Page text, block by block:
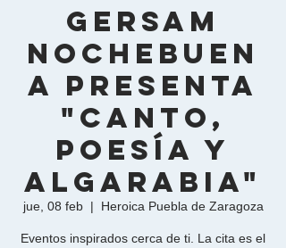
Gersam
Nochebuen
a presenta
"Canto,
Poesía y
Algarabia"
jue, 08 feb
  |
Heroica Puebla de Zaragoza
Eventos inspirados cerca de ti. La cita es el